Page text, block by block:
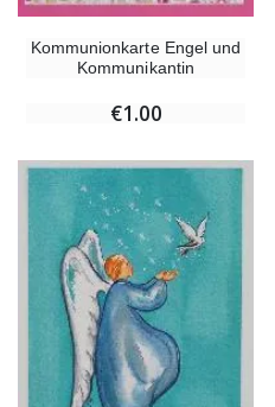
Kommunionkarte Engel und
Kommunikantin
€1.00